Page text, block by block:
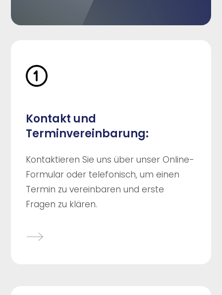
Kontakt und
Terminvereinbarung:
Kontaktieren Sie uns über unser Online-
Formular oder telefonisch, um einen
Termin zu vereinbaren und erste
Fragen zu klären.